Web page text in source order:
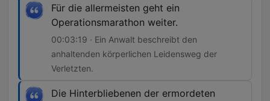
Für die allermeisten geht ein
Operationsmarathon weiter.
00:03:19 · Ein Anwalt beschreibt den
anhaltenden körperlichen Leidensweg der
Verletzten.
Die Hinterbliebenen der ermordeten